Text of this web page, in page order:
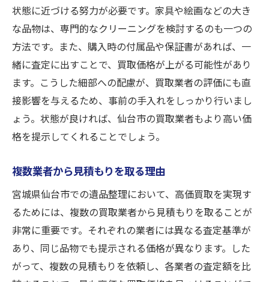
状態に近づける努力が必要です。家具や絵画などの大き
な品物は、専門的なクリーニングを検討するのも一つの
方法です。また、購入時の付属品や保証書があれば、一
緒に査定に出すことで、買取価格が上がる可能性があり
ます。こうした細部への配慮が、買取業者の評価にも直
接影響を与えるため、事前の手入れをしっかり行いまし
ょう。状態が良ければ、仙台市の買取業者もより高い価
格を提示してくれることでしょう。
複数業者から見積もりを取る理由
宮城県仙台市での遺品整理において、高価買取を実現す
るためには、複数の買取業者から見積もりを取ることが
非常に重要です。それぞれの業者には異なる査定基準が
あり、同じ品物でも提示される価格が異なります。した
がって、複数の見積もりを依頼し、各業者の査定額を比